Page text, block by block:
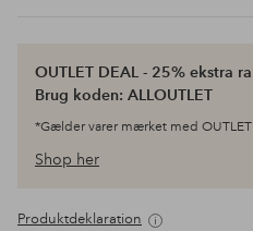
OUTLET DEAL - 25% ekstra
Brug koden: ALLOUTLET
*Gælder varer mærket med
Shop her
Produktdeklaration